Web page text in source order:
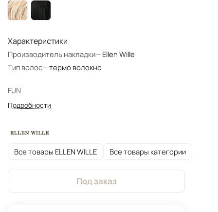
Характеристики
Производитель накладки—Ellen Wille
Тип волос—термо волокно
FUN
Подробности
Все товары ELLEN WILLE Все товары категории
Под заказ